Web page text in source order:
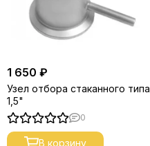
1 650 ₽
Узел отбора стаканного типа
1,5"
0
В корзину